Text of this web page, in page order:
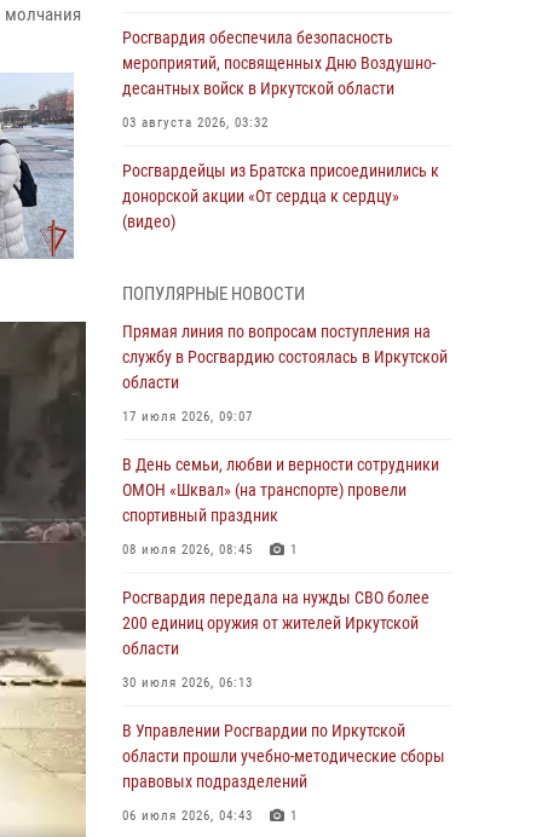
молчания
Росгвардия обеспечила безопасность
мероприятий, посвященных Дню Воздушно-
десантных войск в Иркутской области
03 августа 2026, 03:32
Росгвардейцы из Братска присоединились к
донорской акции «От сердца к сердцу»
(видео)
Сотрудники Росгвардии нашли и вернули
родственникам пропавшую пожилую
женщину в Иркутске
30 июля 2026, 07:37
200 единиц оружия от жителей Иркутской
области
30 июля 2026, 06:13
Иркутской области провели рейды по
соблюдению миграционного
законодательства
30 июля 2026, 04:19
В честь 10-летия Росгвардии сотрудники
вневедомственной охраны из Ангарска
познакомили отдыхающих детского лагеря со
ПОПУЛЯРНЫЕ НОВОСТИ
Прямая линия по вопросам поступления на
службу в Росгвардию состоялась в Иркутской
области
17 июля 2026, 09:07
В День семьи, любви и верности сотрудники
ОМОН «Шквал» (на транспорте) провели
спортивный праздник
08 июля 2026, 08:45 1
Росгвардия передала на нужды СВО более
200 единиц оружия от жителей Иркутской
области
30 июля 2026, 06:13
В Управлении Росгвардии по Иркутской
области прошли учебно-методические сборы
правовых подразделений
06 июля 2026, 04:43 1